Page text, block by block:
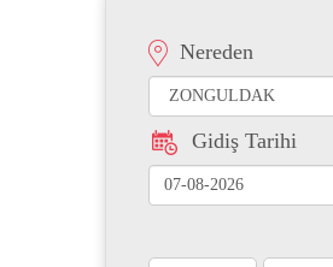
Nereden
Gidiş Tarihi